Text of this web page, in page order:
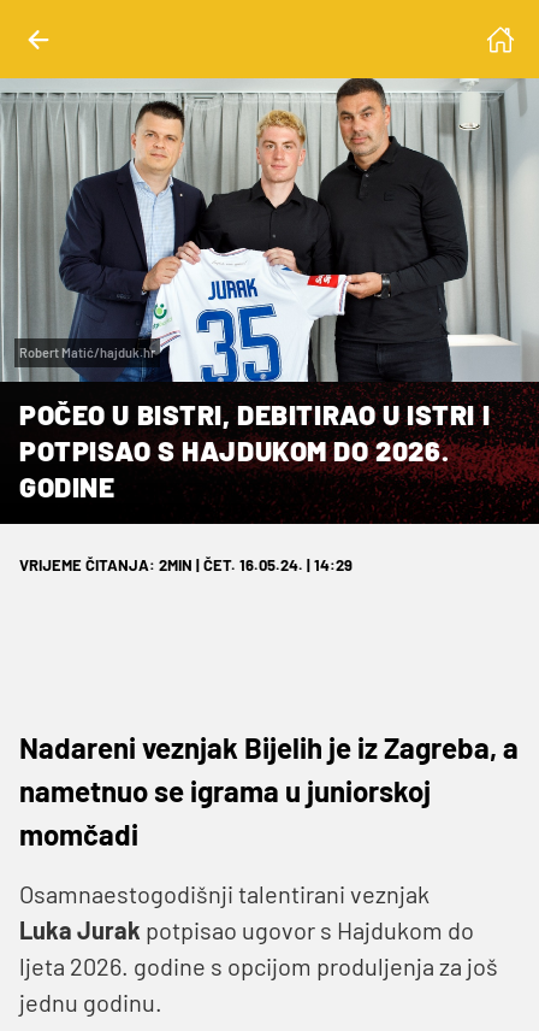
Robert Matić/hajduk.hr
POČEO U BISTRI, DEBITIRAO U ISTRI I
POTPISAO S HAJDUKOM DO 2026.
GODINE
VRIJEME ČITANJA: 2MIN | ČET. 16.05.24. | 14:29
Nadareni veznjak Bijelih je iz Zagreba, a
nametnuo se igrama u juniorskoj
momčadi
Osamnaestogodišnji talentirani veznjak
Luka Jurak potpisao ugovor s Hajdukom do
ljeta 2026. godine s opcijom produljenja za još
jednu godinu.